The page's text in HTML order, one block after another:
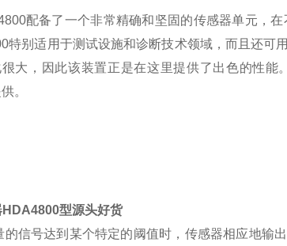
配备了一个非常精确和坚固的传感器单元，
特别适用于测试设施和诊断技术领域，而且还可
大，因此该装置正是在这里提供了出色的性能
。
型源头好货
信号达到某个特定的阈值时，传感器相应地输